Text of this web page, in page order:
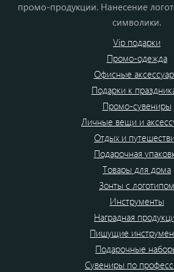
промо-продукции. Нанесение
символики.
Vip подарки
Промо-одежда
Офисные
Подарки к
Промо-сувениры
Личные вещи и
Отдых и
Подарочная
Товары для дома
Зонты с логотипом
Инструменты
Наградная
Пишущие
Подарочные
Сувениры по